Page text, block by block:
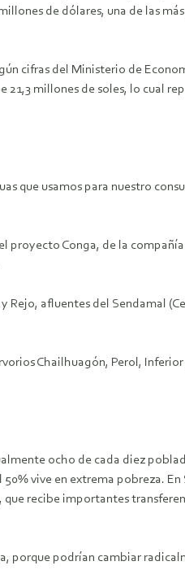
de dólares, una de las
cifras del Ministerio de
millones de soles, lo cual
que usamos para nuestro
proyecto Conga, de la compañía
afluentes del Sendamal
Chailhuagón, Perol,
ocho de cada diez
vive en extrema pobreza. En
recibe importantes
porque podrían cambiar